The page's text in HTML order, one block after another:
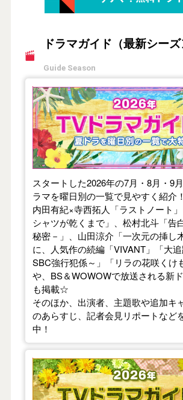
ドラマガイド（最新シーズ
Guide Season
【2026年夏】TVドラマガイド
スタートした2026年の7月・8月・9
ラマを曜日別の一覧で見やすく紹介！
内田有紀×寺西拓人「ラストノート
シャツが乾くまで」、松村北斗「告
秘密－」、山田涼介「一次元の挿し
に、人気作の続編「VIVANT」「大
SBC強行犯係～」「リラの花咲くけ
や、BS＆WOWOWで放送される新
も掲載☆
そのほか、出演者、主題歌や追加キ
のあらすじ、記者会見リポートなど
中！
【2026年春】TVドラマガイド